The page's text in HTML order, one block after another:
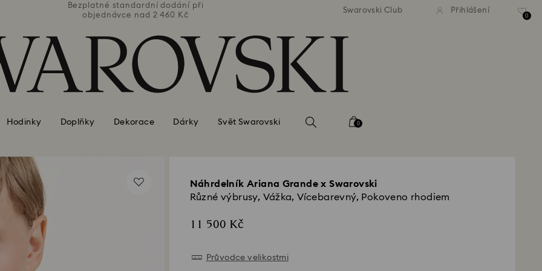
Bezplatné standardní dodání při
objednávce nad 2 460 Kč
Bezplatné standardní dodání při
objednávce nad 2 460 Kč
Bezplatné standardní
objednávce nad 2 460
Swarovski Club Přihlášení
0
Hodinky Doplňky Dekorace Dárky Svět Swarovski 0
Náhrdelník Ariana Grande x Swarovski
Různé výbrusy, Vážka, Vícebarevný, Pokoveno rhodiem
11 500 Kč
Průvodce velikostmi